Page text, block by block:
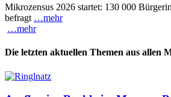
Mikrozensus 2026 startet: 130 000
befragt …mehr
…mehr
Die letzten aktuellen Themen aus allen